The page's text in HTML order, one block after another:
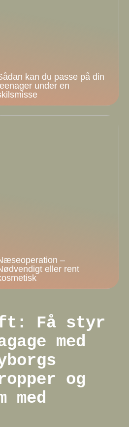
kan du passe på din
under en
–
eller rent
Få styr
med
og
med